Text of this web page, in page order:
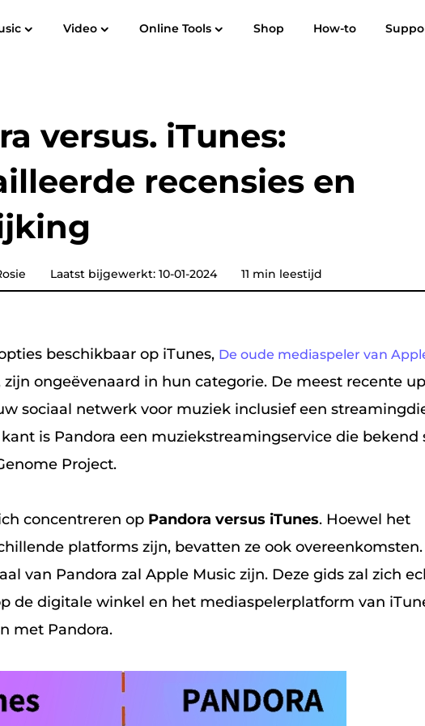
YouTube-muziekconvertor
Hoorbare omzetter
Pandora Muziek Converter
SoundCloud Muziek Converter
Video Online Tools Shop How-to
Gebruikershandleiding Veelgestelde vragenReviews
versus. iTunes:
recensies en
Laatst bijgewerkt: 10-01-2024 11 min leestijd
beschikbaar op iTunes, De oude mediaspeler van
ongeëvenaard in hun categorie. De meest recente
sociaal netwerk voor muziek inclusief een
is Pandora een muziekstreamingservice die bekend
Project.
concentreren op Pandora versus iTunes. Hoewel het
platforms zijn, bevatten ze ook
van Pandora zal Apple Music zijn. Deze gids zal zich
de digitale winkel en het mediaspelerplatform van
met Pandora.